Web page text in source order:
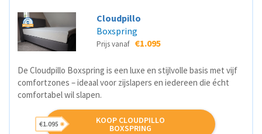
Cloudpillo
Boxspring
Prijs vanaf €1.095
De Cloudpillo Boxspring is een luxe en stijlvolle basis met vijf
comfortzones – ideaal voor zijslapers en iedereen die écht
comfortabel wil slapen.
KOOP CLOUDPILLO
BOXSPRING
€1.095